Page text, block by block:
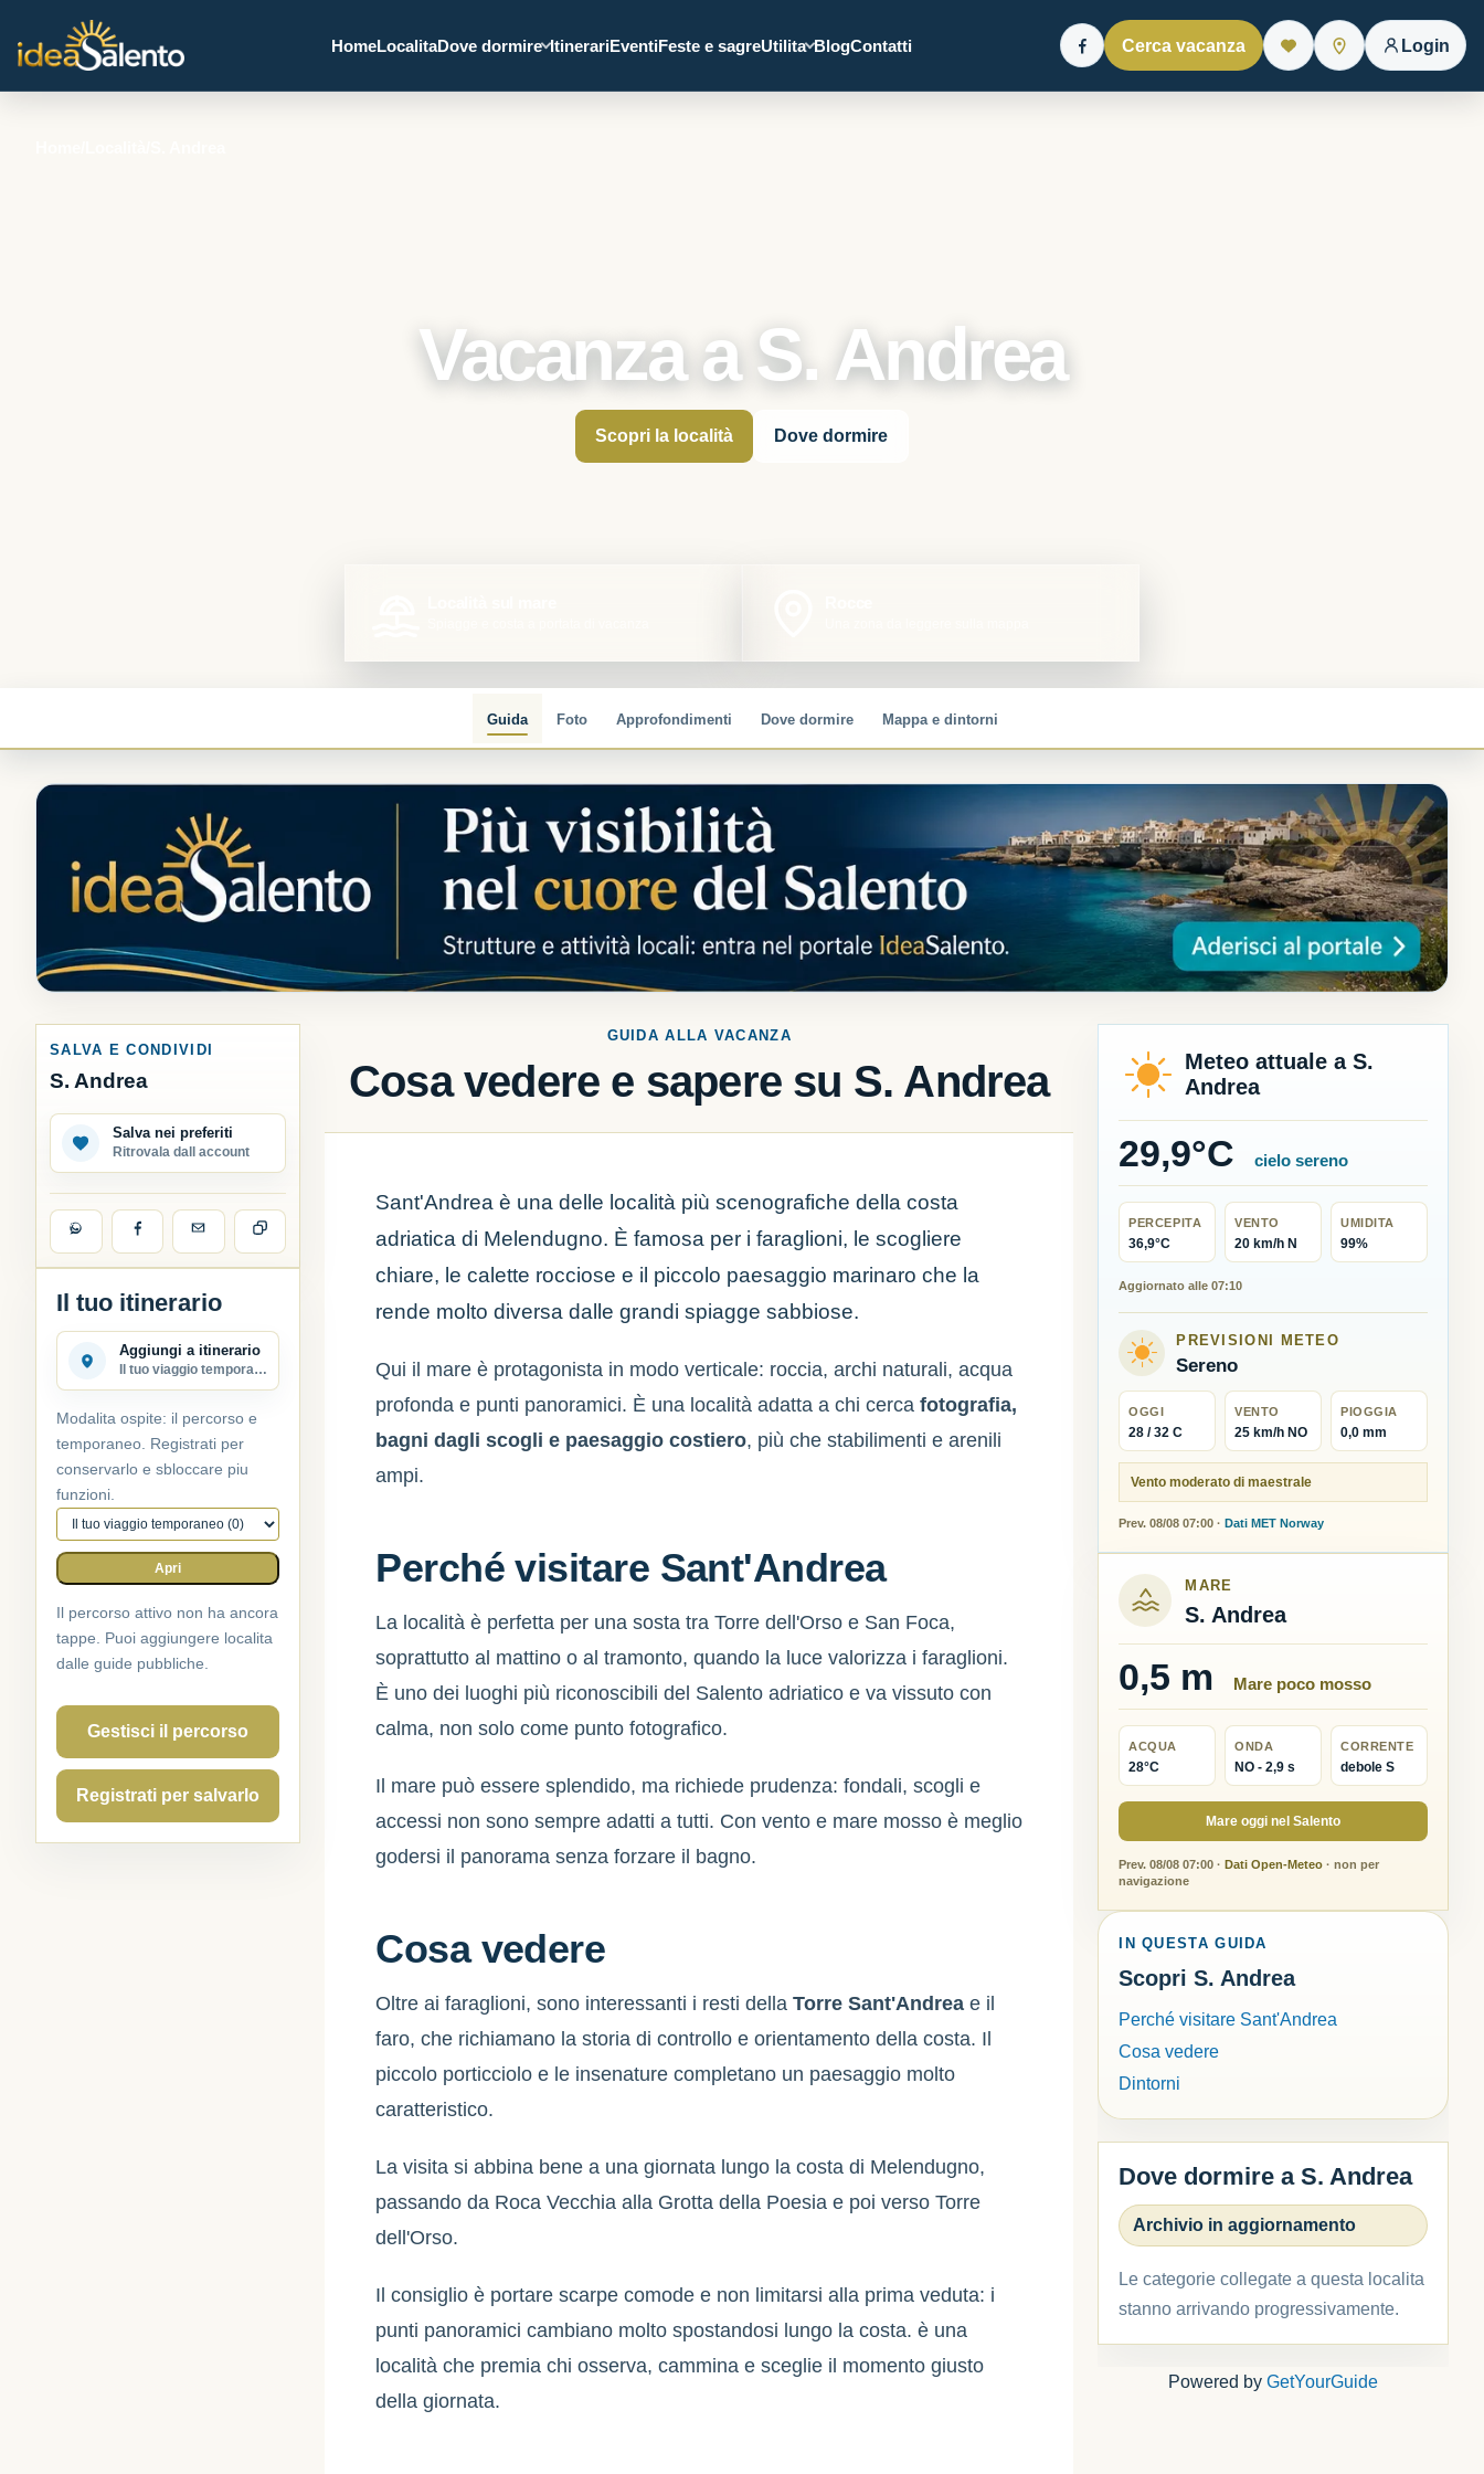
HomeLocalitaDove dormire ItinerariEventiFeste e sagreUtilita BlogContatti
Facebook
Cerca vacanza Login
Vacanza a S. Andrea
Scopri la località Dove dormire
Guida Foto Approfondimenti Dove dormire Mappa e dintorni
GUIDA ALLA VACANZA
Cosa vedere e sapere su S. Andrea
Sant'Andrea è una delle località più scenografiche della costa
adriatica di Melendugno. È famosa per i faraglioni, le scogliere
chiare, le calette rocciose e il piccolo paesaggio marinaro che la
rende molto diversa dalle grandi spiagge sabbiose.
Qui il mare è protagonista in modo verticale: roccia, archi naturali, acqua
profonda e punti panoramici. È una località adatta a chi cercafotografia,
bagni dagli scogli e paesaggio costiero, più che stabilimenti e arenili
ampi.
Perché visitare Sant'Andrea
La località è perfetta per una sosta tra Torre dell'Orso e San Foca,
soprattutto al mattino o al tramonto, quando la luce valorizza i faraglioni.
È uno dei luoghi più riconoscibili del Salento adriatico e va vissuto con
calma, non solo come punto fotografico.
Il mare può essere splendido, ma richiede prudenza: fondali, scogli e
accessi non sono sempre adatti a tutti. Con vento e mare mosso è meglio
godersi il panorama senza forzare il bagno.
Cosa vedere
Oltre ai faraglioni, sono interessanti i resti dellaTorre Sant'Andrea e il
faro, che richiamano la storia di controllo e orientamento della costa. Il
piccolo porticciolo e le insenature completano un paesaggio molto
caratteristico.
La visita si abbina bene a una giornata lungo la costa di Melendugno,
passando da Roca Vecchia alla Grotta della Poesia e poi verso Torre
dell'Orso.
Il consiglio è portare scarpe comode e non limitarsi alla prima veduta: i
punti panoramici cambiano molto spostandosi lungo la costa. è una
località che premia chi osserva, cammina e sceglie il momento giusto
della giornata.
SALVA E CONDIVIDI
S. Andrea
Salva nei preferiti
Ritrovala dall account
Il tuo itinerario
Aggiungi a itinerario
Il tuo viaggio temporaneo
Modalita ospite: il percorso e
temporaneo. Registrati per
conservarlo e sbloccare piu
funzioni.
Percorso attivo
Apri
Il percorso attivo non ha ancora
tappe. Puoi aggiungere localita
dalle guide pubbliche.
Gestisci il percorso
Registrati per salvarlo
Meteo attuale a S.
Andrea
29,9°C cielo sereno
PERCEPITA
36,9°C
VENTO
20 km/h N
UMIDITA
99%
Aggiornato alle 07:10
PREVISIONI METEO
Sereno
OGGI
28 / 32 C
VENTO
25 km/h NO
PIOGGIA
0,0 mm
Vento moderato di maestrale
Prev. 08/08 07:00 ·Dati MET Norway
MARE
S. Andrea
0,5 m Mare poco mosso
ACQUA
28°C
ONDA
NO - 2,9 s
CORRENTE
debole S
Mare oggi nel Salento
Prev. 08/08 07:00 ·Dati Open-Meteo · non per
navigazione
IN QUESTA GUIDA
Scopri S. Andrea
Perché visitare Sant'Andrea
Cosa vedere
Dintorni
Dove dormire a S. Andrea
Archivio in aggiornamento
Le categorie collegate a questa localita
stanno arrivando progressivamente.
Powered byGetYourGuide